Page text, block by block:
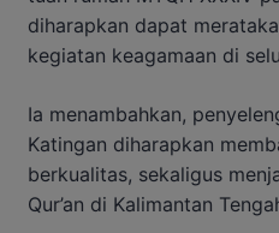
diharapkan dapat
kegiatan keagamaan di
Ia menambahkan,
Katingan diharapkan
berkualitas, sekaligus
Qur’an di Kalimantan